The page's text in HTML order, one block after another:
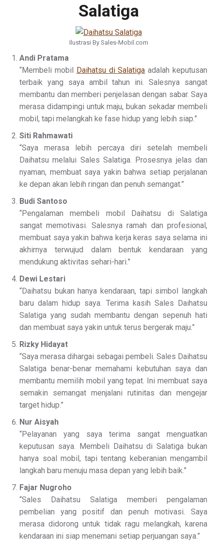
Salatiga
Ilustrasi By Sales-Mobil.com
Andi Pratama
“Membeli mobil
Daihatsu di Salatiga adalah keputusan
terbaik yang saya ambil tahun ini. Salesnya sangat
membantu dan memberi penjelasan dengan sabar. Saya
merasa didampingi untuk maju, bukan sekadar membeli
mobil, tapi melangkah ke fase hidup yang lebih siap.”
Siti Rahmawati
“Saya merasa lebih percaya diri setelah membeli
Daihatsu melalui Sales Salatiga. Prosesnya jelas dan
nyaman, membuat saya yakin bahwa setiap perjalanan
ke depan akan lebih ringan dan penuh semangat.”
Budi Santoso
“Pengalaman membeli mobil Daihatsu di Salatiga
sangat memotivasi. Salesnya ramah dan profesional,
membuat saya yakin bahwa kerja keras saya selama ini
akhirnya terwujud dalam bentuk kendaraan yang
mendukung aktivitas sehari-hari.”
Dewi Lestari
“Daihatsu bukan hanya kendaraan, tapi simbol langkah
baru dalam hidup saya. Terima kasih Sales Daihatsu
Salatiga yang sudah membantu dengan sepenuh hati
dan membuat saya yakin untuk terus bergerak maju.”
Rizky Hidayat
“Saya merasa dihargai sebagai pembeli. Sales Daihatsu
Salatiga benar-benar memahami kebutuhan saya dan
membantu memilih mobil yang tepat. Ini membuat saya
semakin semangat menjalani rutinitas dan mengejar
target hidup.”
Nur Aisyah
“Pelayanan yang saya terima sangat menguatkan
keputusan saya. Membeli Daihatsu di Salatiga bukan
hanya soal mobil, tapi tentang keberanian mengambil
langkah baru menuju masa depan yang lebih baik.”
Fajar Nugroho
“Sales Daihatsu Salatiga memberi pengalaman
pembelian yang positif dan penuh motivasi. Saya
merasa didorong untuk tidak ragu melangkah, karena
kendaraan ini siap menemani setiap perjuangan saya.”